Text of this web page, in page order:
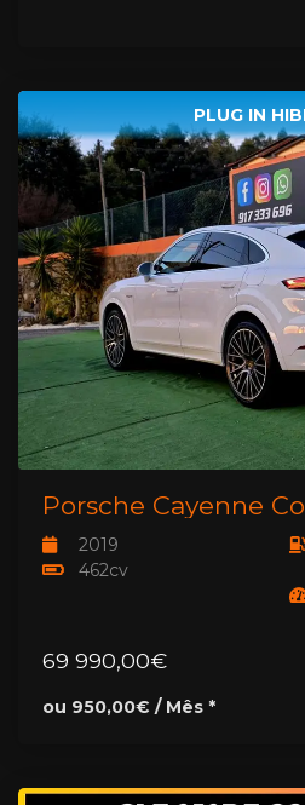
PLUG IN
Porsche Cayenne
2019
462cv
69 990,00€
ou 950,00€ / Mês *